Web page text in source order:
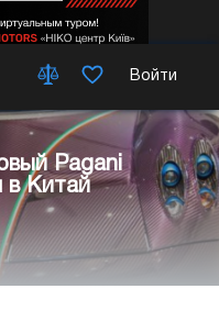
Войти
Pagani
в Китай